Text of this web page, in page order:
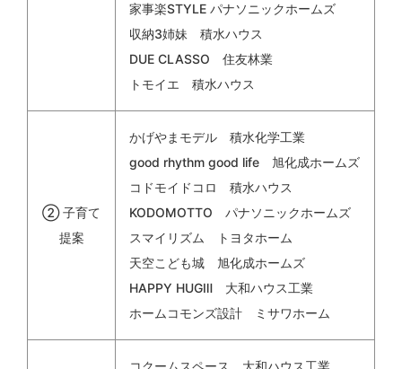
家事楽STYLE パナソニックホームズ
収納3姉妹 積水ハウス
DUE CLASSO 住友林業
トモイエ 積水ハウス
② 子育て
提案
かげやまモデル 積水化学工業
good rhythm good life 旭化成ホームズ
コドモイドコロ 積水ハウス
KODOMOTTO パナソニックホームズ
スマイリズム トヨタホーム
天空こども城 旭化成ホームズ
HAPPY HUGⅢ 大和ハウス工業
ホームコモンズ設計 ミサワホーム